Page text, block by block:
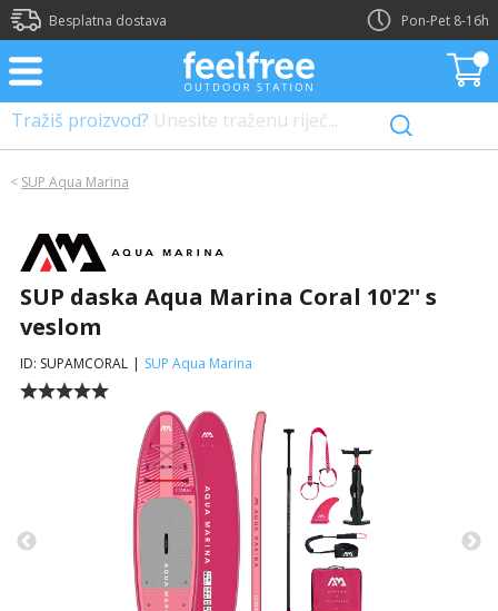
Besplatna dostava Pon-Pet 8-16h
Tražiš proizvod? Unesite traženu riječ...
< SUP Aqua Marina
SUP daska Aqua Marina Coral 10'2'' s
veslom
ID: SUPAMCORAL | SUP Aqua Marina